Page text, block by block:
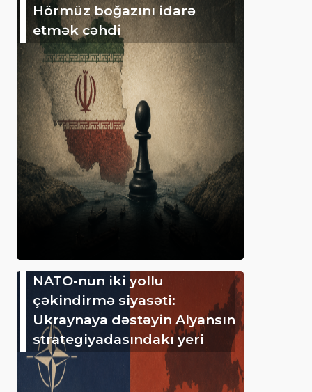
Hörmüz boğazını idarə
etmək cəhdi
NATO-nun iki yollu
çəkindirmə siyasəti:
Ukraynaya dəstəyin Alyansın
strategiyadasındakı yeri